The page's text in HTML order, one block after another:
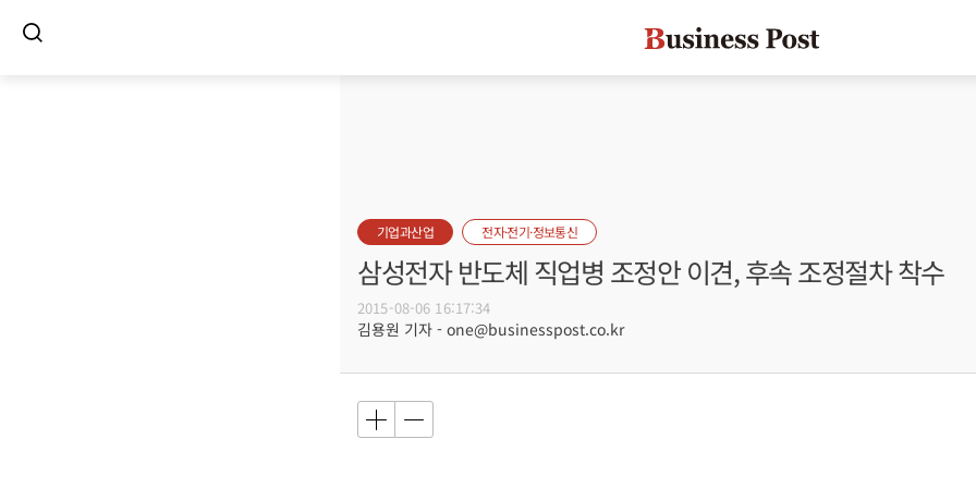
기업과산업 전자·전기·정보통신
삼성전자 반도체 직업병 조정안 이견, 후속 조정절차 착수
2015-08-06 16:17:34
김용원 기자 - one@businesspost.co.kr